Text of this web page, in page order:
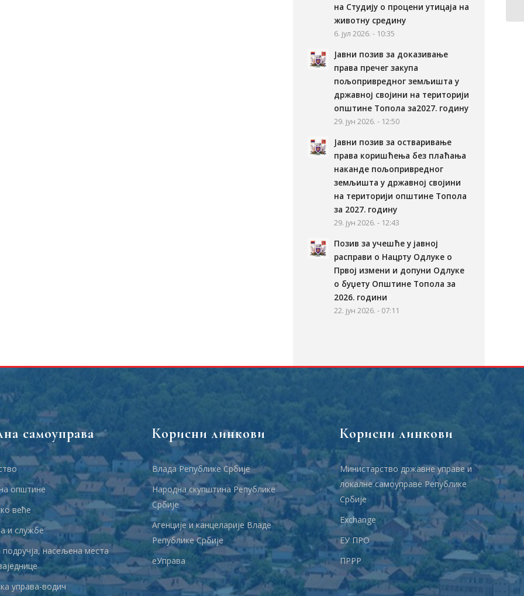
на Студију о процени утицаја на
животну средину
6. јул 2026. - 10:35
Јавни позив за доказивање
права пречег закупа
пољопривредног земљишта у
државној својини на територији
општине Топола за2027. годину
29. јун 2026. - 12:50
Јавни позив за остваривање
права коришћења без плаћања
наканде пољопривредног
земљишта у државној својини
на територији општине Топола
за 2027. годину
29. јун 2026. - 12:43
Позив за учешће у јавној
расправи о Нацрту Одлуке о
Првој измени и допуни Одлуке
о буџету Општине Топола за
2026. години
22. јун 2026. - 07:11
самоуправа
општине
веће
и службе
насељена места
управа-водич
Корисни линкови
Влада Републике Србије
Народна скупштина Републике
Србије
Агенције и канцеларије Владе
Републике Србије
еУправа
Корисни линкови
Министарство државне управе и
локалне самоуправе Републике
Србије
Еxchange
ЕУ ПРО
ПРРР